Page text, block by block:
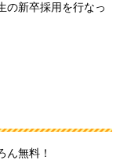
の新卒採用を行なっ
ん無料！